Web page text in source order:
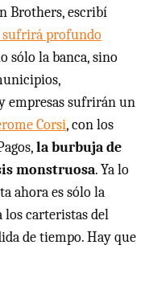
Brothers, escribí
sufrirá profundo
sólo la banca, sino
empresas sufrirán un
Corsi, con los
la burbuja de
monstruosa. Ya lo
ahora es sólo la
los carteristas del
de tiempo. Hay que